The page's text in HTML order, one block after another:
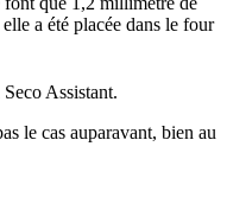
a été placée dans le four
Assistant.
le cas auparavant, bien au